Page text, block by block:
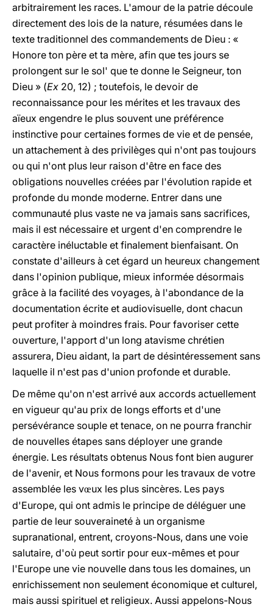
arbitrairement les races. L'amour de la patrie découle
directement des lois de la nature, résumées dans le
texte traditionnel des commandements de Dieu : «
Honore ton père et ta mère, afin que tes jours se
prolongent sur le sol' que te donne le Seigneur, ton
Dieu » (Ex 20, 12) ; toutefois, le devoir de
reconnaissance pour les mérites et les travaux des
aïeux engendre le plus souvent une préférence
instinctive pour certaines formes de vie et de pensée,
un attachement à des privilèges qui n'ont pas toujours
ou qui n'ont plus leur raison d'être en face des
obligations nouvelles créées par l'évolution rapide et
profonde du monde moderne. Entrer dans une
communauté plus vaste ne va jamais sans sacrifices,
mais il est nécessaire et urgent d'en comprendre le
caractère inéluctable et finalement bienfaisant. On
constate d'ailleurs à cet égard un heureux changement
dans l'opinion publique, mieux informée désormais
grâce à la facilité des voyages, à l'abondance de la
documentation écrite et audiovisuelle, dont chacun
peut profiter à moindres frais. Pour favoriser cette
ouverture, l'apport d'un long atavisme chrétien
assurera, Dieu aidant, la part de désintéressement sans
laquelle il n'est pas d'union profonde et durable.
De même qu'on n'est arrivé aux accords actuellement
en vigueur qu'au prix de longs efforts et d'une
persévérance souple et tenace, on ne pourra franchir
de nouvelles étapes sans déployer une grande
énergie. Les résultats obtenus Nous font bien augurer
de l'avenir, et Nous formons pour les travaux de votre
assemblée les vœux les plus sincères. Les pays
d'Europe, qui ont admis le principe de déléguer une
partie de leur souveraineté à un organisme
supranational, entrent, croyons-Nous, dans une voie
salutaire, d'où peut sortir pour eux-mêmes et pour
l'Europe une vie nouvelle dans tous les domaines, un
enrichissement non seulement économique et culturel,
mais aussi spirituel et religieux. Aussi appelons-Nous